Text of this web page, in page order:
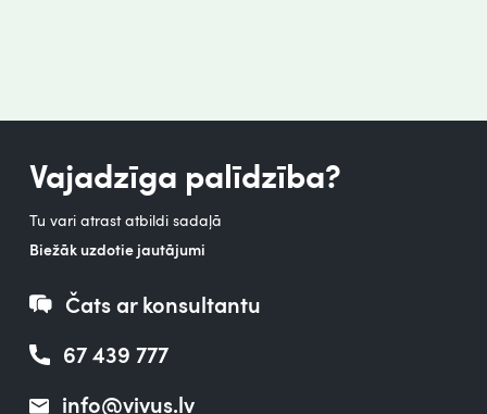
Vajadzīga palīdzība?
Tu vari atrast atbildi sadaļā
Biežāk uzdotie jautājumi
Čats ar konsultantu
67 439 777
info@vivus.lv